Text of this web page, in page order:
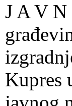
J A V N
Kupres